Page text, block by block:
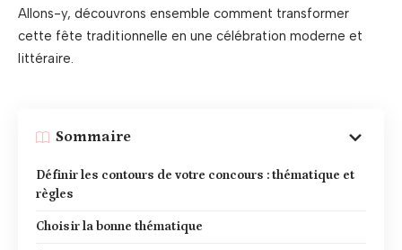
Allons-y, découvrons ensemble comment transformer
cette fête traditionnelle en une célébration moderne et
littéraire.
Sommaire
Définir les contours de votre concours : thématique et
règles
Choisir la bonne thématique